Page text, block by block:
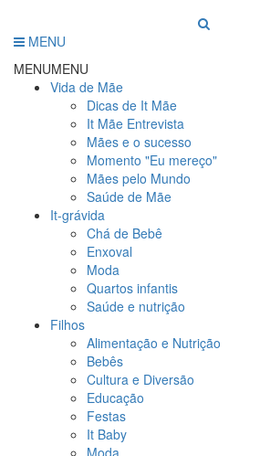
MENU
MENUMENU
Vida de Mãe
Dicas de It Mãe
It Mãe Entrevista
Mães e o sucesso
Momento "Eu mereço"
Mães pelo Mundo
Saúde de Mãe
It-grávida
Chá de Bebê
Enxoval
Moda
Quartos infantis
Saúde e nutrição
Filhos
Alimentação e Nutrição
Bebês
Cultura e Diversão
Educação
Festas
It Baby
Moda